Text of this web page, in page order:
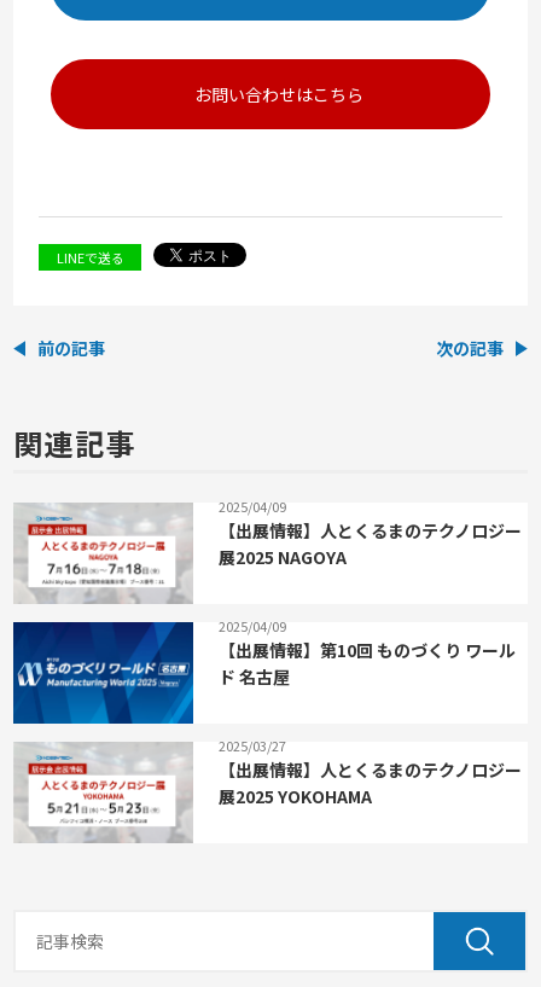
お問い合わせはこちら
LINEで送る
前の記事 次の記事
関連記事
2025/04/09
【出展情報】人とくるまのテクノロジー
展2025 NAGOYA
2025/04/09
【出展情報】第10回 ものづくり ワール
ド 名古屋
2025/03/27
【出展情報】人とくるまのテクノロジー
展2025 YOKOHAMA